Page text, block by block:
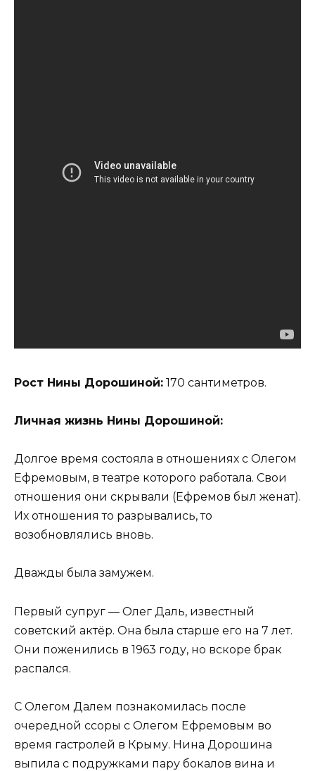
Рост Нины Дорошиной: 170 сантиметров.
Личная жизнь Нины Дорошиной:
Долгое время состояла в отношениях с Олегом
Ефремовым, в театре которого работала. Свои
отношения они скрывали (Ефремов был женат).
Их отношения то разрывались, то
возобновлялись вновь.
Дважды была замужем.
Первый супруг — Олег Даль, известный
советский актёр. Она была старше его на 7 лет.
Они поженились в 1963 году, но вскоре брак
распался.
С Олегом Далем познакомилась после
очередной ссоры с Олегом Ефремовым во
время гастролей в Крыму. Нина Дорошина
выпила с подружками пару бокалов вина и